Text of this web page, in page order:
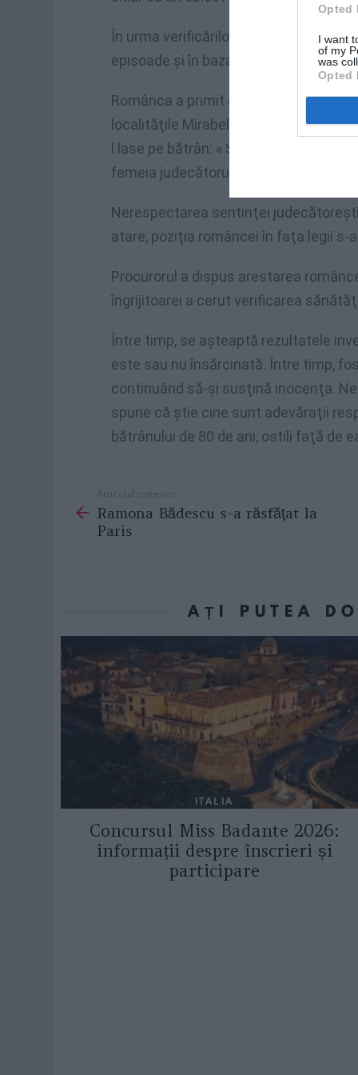
Opted
I want
of my
was
Opted
În urma verificărilor efectuate de
episoade şi în baza mărturiilor
Românca a primit ordin să
localităţile Mirabella şi Bonito (unde
l lase pe bătrân: « Sunt îndrăgostită
femeia judecătorului.
Nerespectarea sentinţei
atare, poziţia româncei în faţa legii s-
Procurorul a dispus arestarea
îngrijitoarei a cerut verificarea
Între timp, se aşteaptă rezultatele
este sau nu însărcinată. Între timp,
continuând să-şi susţină inocenţa.
spune că ştie cine sunt adevăraţii
bătrânului de 80 de ani, ostili faţă de
more
Articolul anterior
Ramona Bădescu s-a răsfăţat la
Paris
AȚI PUTEA
ITALIA
Concursul Miss Badante 2026:
informații despre înscrieri și
participare